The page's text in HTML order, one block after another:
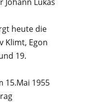
heute die
Klimt, Egon
19.
15.Mai 1955